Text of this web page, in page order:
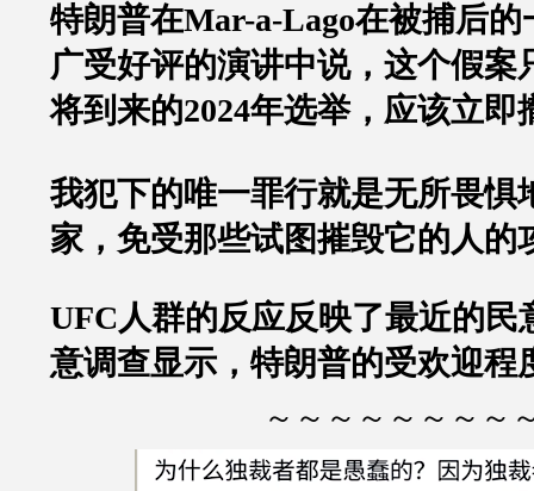
特朗普在Mar-a-Lago在被捕后的
广受好评的演讲中说，这个假案
将到来的2024年选举，应该立即
我犯下的唯一罪行就是无所畏惧
家，免受那些试图摧毁它的人的
UFC人群的反应反映了最近的民
意调查显示，特朗普的受欢迎程
～～～～～～～～